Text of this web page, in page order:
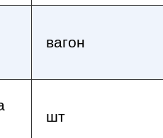
вагон
шт